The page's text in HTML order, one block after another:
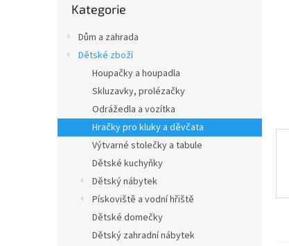
kategorie
Kategorie
Dům a zahrada
Dětské zboží
Houpačky a houpadla
Skluzavky, prolézačky
Odrážedla a vozítka
Hračky pro kluky a děvčata
Výtvarné stolečky a tabule
Dětské kuchyňky
Dětský nábytek
Pískoviště a vodní hřiště
Dětské domečky
Dětský zahradní nábytek